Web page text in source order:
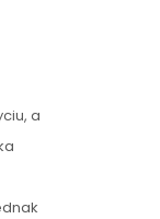
a